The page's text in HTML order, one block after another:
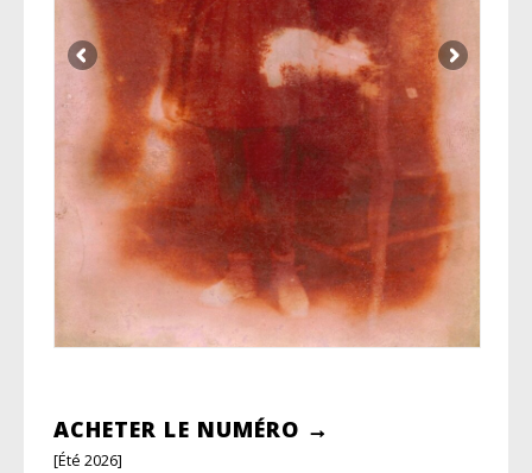
ACHETER LE NUMÉRO →
[Été 2026]